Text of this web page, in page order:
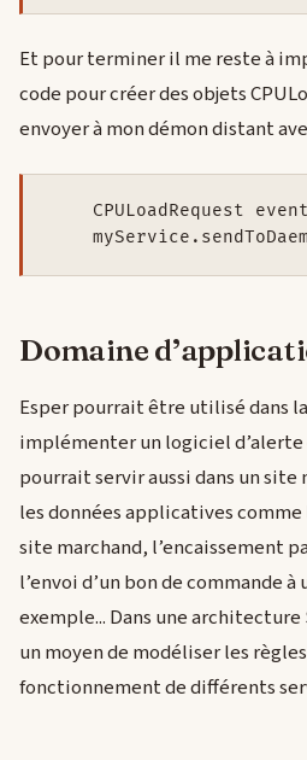
Et pour terminer il me reste à
code pour créer des objets
envoyer à mon démon distant
CPULoadRequest
Domaine
Esper pourrait être utilisé dans
implémenter un logiciel
pourrait servir aussi dans un
les données applicatives comme
site marchand, l’encaissement
l’envoi d’un bon de commande
exemple... Dans une
un moyen de modéliser les
fonctionnement de différents